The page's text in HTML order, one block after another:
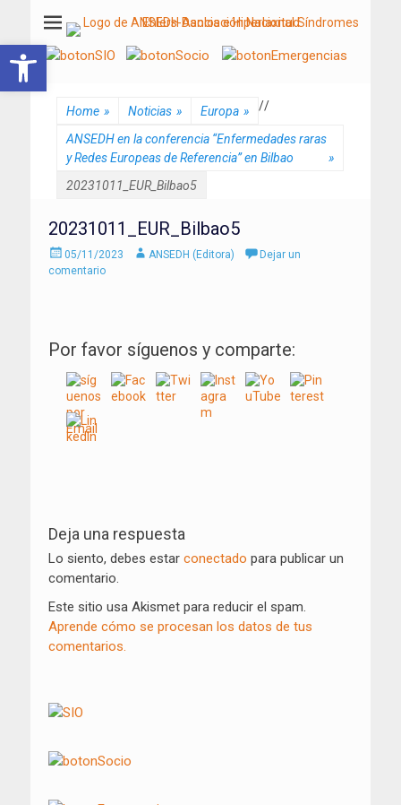
ANSEDH
Asociación Nacional del Síndrome de Ehlers-Danlos e Hiperlaxitud
Home » Noticias » /
Europa » /
ANSEDH en la conferencia “Enfermedades raras
y Redes Europeas de Referencia” en Bilbao
»
20231011_EUR_Bilbao5
20231011_EUR_Bilbao5
Enviado
el
05/11/2023 AutorANSEDH (Editora)
Dejar un
comentario
Por favor síguenos y comparte:
de
entradas
Deja una respuesta
Lo siento, debes estar conectado para publicar un
comentario.
Este sitio usa Akismet para reducir el spam.
Aprende cómo se procesan los datos de tus
comentarios.
Abrir barra de herramientas